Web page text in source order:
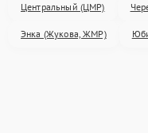
Центральный (ЦМР)
Энка (Жукова, ЖМР)